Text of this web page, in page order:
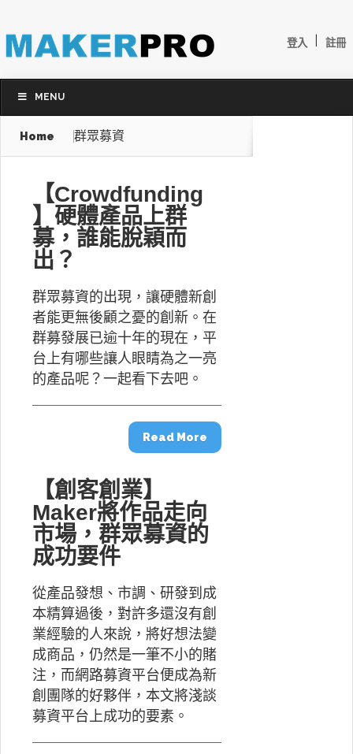
登入 註冊
MENU
Home 群眾募資
【Crowdfunding
】硬體產品上群
募，誰能脫穎而
出？
群眾募資的出現，讓硬體新創
者能更無後顧之憂的創新。在
群募發展已逾十年的現在，平
台上有哪些讓人眼睛為之一亮
的產品呢？一起看下去吧。
Read More
【創客創業】
Maker將作品走向
市場，群眾募資的
成功要件
從產品發想、市調、研發到成
本精算過後，對許多還沒有創
業經驗的人來說，將好想法變
成商品，仍然是一筆不小的賭
注，而網路募資平台便成為新
創團隊的好夥伴，本文將淺談
募資平台上成功的要素。